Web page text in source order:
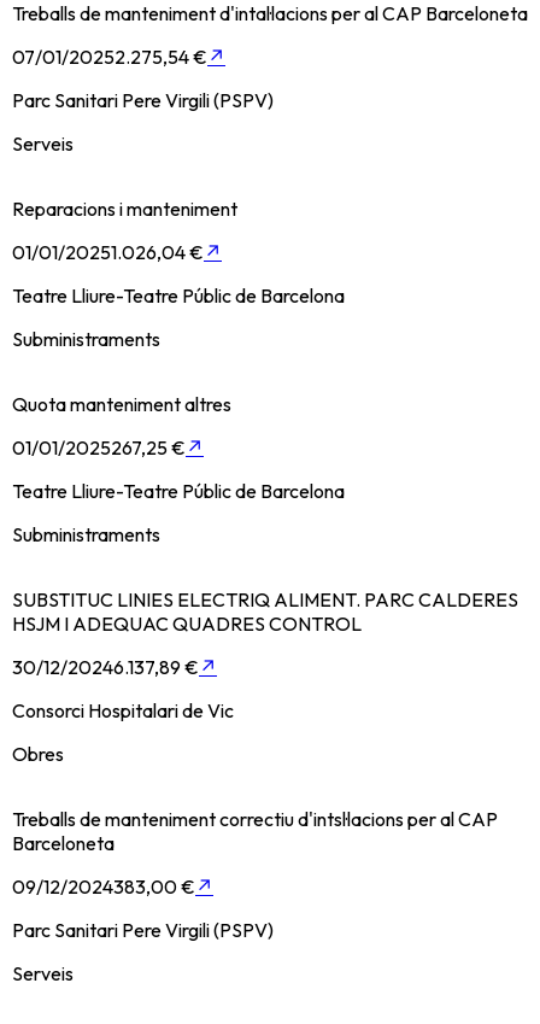
Treballs de manteniment d'intal·lacions per al CAP Barceloneta
07/01/20252.275,54 € ↗
Parc Sanitari Pere Virgili (PSPV)
Serveis
Reparacions i manteniment
01/01/20251.026,04 € ↗
Teatre Lliure-Teatre Públic de Barcelona
Subministraments
Quota manteniment altres
01/01/2025267,25 € ↗
Teatre Lliure-Teatre Públic de Barcelona
Subministraments
SUBSTITUC LINIES ELECTRIQ ALIMENT. PARC CALDERES
HSJM I ADEQUAC QUADRES CONTROL
30/12/20246.137,89 € ↗
Consorci Hospitalari de Vic
Obres
Treballs de manteniment correctiu d'intsl·lacions per al CAP
Barceloneta
09/12/2024383,00 € ↗
Parc Sanitari Pere Virgili (PSPV)
Serveis